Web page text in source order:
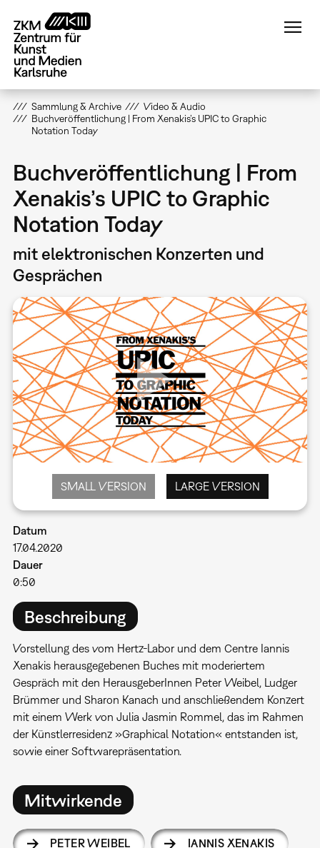
zum
Inhalt
Sammlung & Archive
Video & Audio
Buchveröffentlichung | From Xenakis’s UPIC to Graphic
Notation Today
Buchveröffentlichung | From
Xenakis’s UPIC to Graphic
Notation Today
mit elektronischen Konzerten und
Gesprächen
SMALL VERSION LARGE VERSION
Datum
17.04.2020
Dauer
0:50
Beschreibung
Vorstellung des vom Hertz-Labor und dem Centre Iannis
Xenakis herausgegebenen Buches mit moderiertem
Gespräch mit den HerausgeberInnen Peter Weibel, Ludger
Brümmer und Sharon Kanach und anschließendem Konzert
mit einem Werk von Julia Jasmin Rommel, das im Rahmen
der Künstlerresidenz »Graphical Notation« entstanden ist,
sowie einer Softwarepräsentation.
Mitwirkende
PETER WEIBEL IANNIS XENAKIS